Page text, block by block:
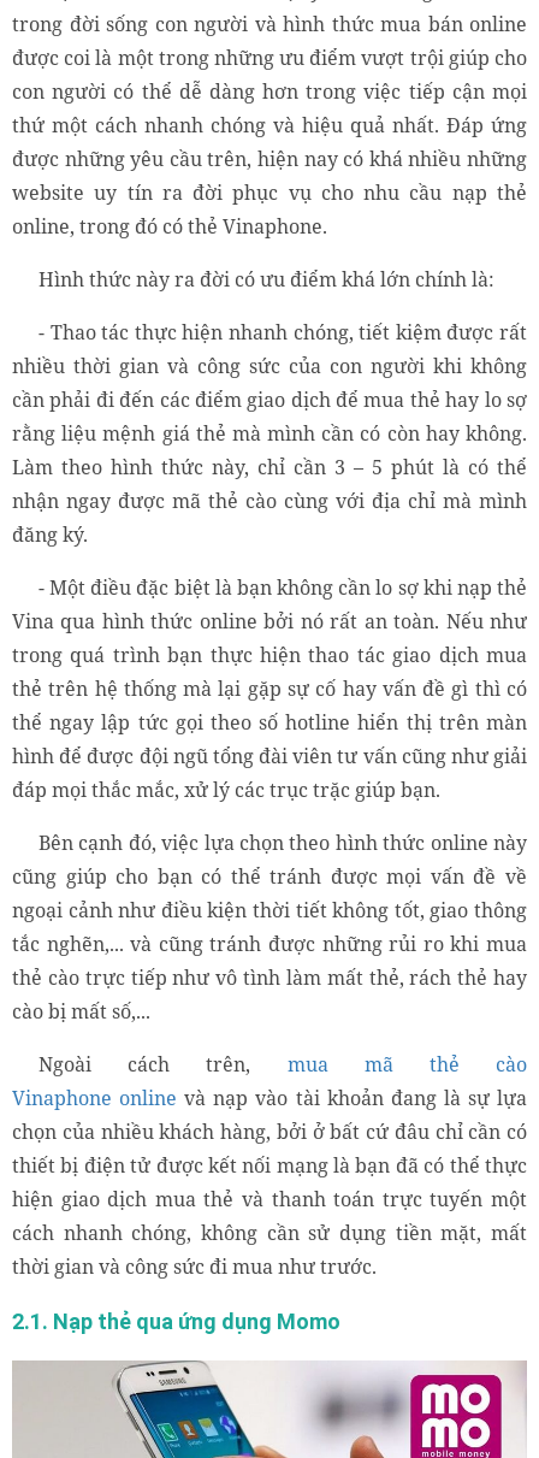
trong đời sống con người và hình thức mua bán online
được coi là một trong những ưu điểm vượt trội giúp cho
con người có thể dễ dàng hơn trong việc tiếp cận mọi
thứ một cách nhanh chóng và hiệu quả nhất. Đáp ứng
được những yêu cầu trên, hiện nay có khá nhiều những
website uy tín ra đời phục vụ cho nhu cầu nạp thẻ
online, trong đó có thẻ Vinaphone.
Hình thức này ra đời có ưu điểm khá lớn chính là:
- Thao tác thực hiện nhanh chóng, tiết kiệm được rất
nhiều thời gian và công sức của con người khi không
cần phải đi đến các điểm giao dịch để mua thẻ hay lo sợ
rằng liệu mệnh giá thẻ mà mình cần có còn hay không.
Làm theo hình thức này, chỉ cần 3 – 5 phút là có thể
nhận ngay được mã thẻ cào cùng với địa chỉ mà mình
đăng ký.
- Một điều đặc biệt là bạn không cần lo sợ khi nạp thẻ
Vina qua hình thức online bởi nó rất an toàn. Nếu như
trong quá trình bạn thực hiện thao tác giao dịch mua
thẻ trên hệ thống mà lại gặp sự cố hay vấn đề gì thì có
thể ngay lập tức gọi theo số hotline hiển thị trên màn
hình để được đội ngũ tổng đài viên tư vấn cũng như giải
đáp mọi thắc mắc, xử lý các trục trặc giúp bạn.
Bên cạnh đó, việc lựa chọn theo hình thức online này
cũng giúp cho bạn có thể tránh được mọi vấn đề về
ngoại cảnh như điều kiện thời tiết không tốt, giao thông
tắc nghẽn,... và cũng tránh được những rủi ro khi mua
thẻ cào trực tiếp như vô tình làm mất thẻ, rách thẻ hay
cào bị mất số,...
Ngoài cách trên,
mua mã thẻ cào
Vinaphone online và nạp vào tài khoản đanglà sự lựa
chọn của nhiều khách hàng, bởiở bất cứ đâu chỉ cần có
thiết bị điện tử được kết nối mạng là bạn đã có thể thực
hiện giao dịch mua thẻ và thanh toán trực tuyến một
cách nhanh chóng, không cần sử dụng tiền mặt, mất
thời gian và công sức đi mua như trước.
2.1. Nạp thẻ qua ứng dụng Momo